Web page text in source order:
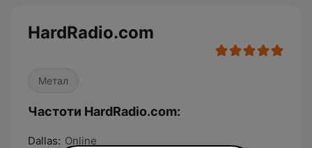
HardRadio.com
Метал
Частоти HardRadio.com:
Dallas: Online